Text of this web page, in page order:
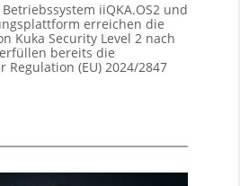
iiQKA.OS2 und
erreichen die
Kuka Security Level 2 nach
bereits die
(EU) 2024/2847